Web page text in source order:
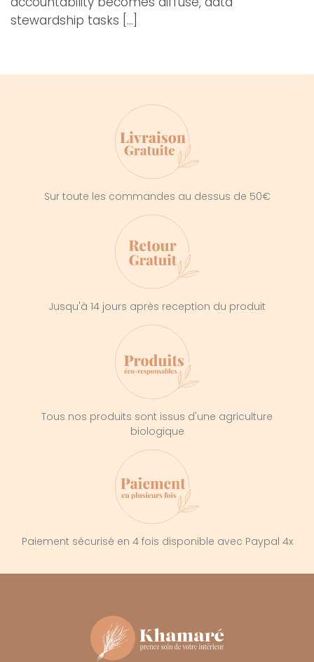
stewardship tasks […]
Sur toute les commandes au dessus de 50€
Jusqu'à 14 jours après reception du produit
Tous nos produits sont issus d'une agriculture
biologique
Paiement sécurisé en 4 fois disponible avec Paypal 4x